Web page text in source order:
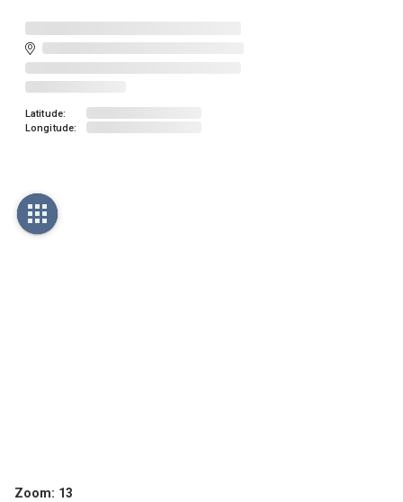
Latitude:
Longitude:
Zoom: 13